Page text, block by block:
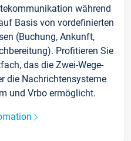
während
Basis von vordefinierten
(Buchung, Ankunft,
Profitieren Sie
das die Zwei-Wege-
die Nachrichtensysteme
und Vrbo ermöglicht.